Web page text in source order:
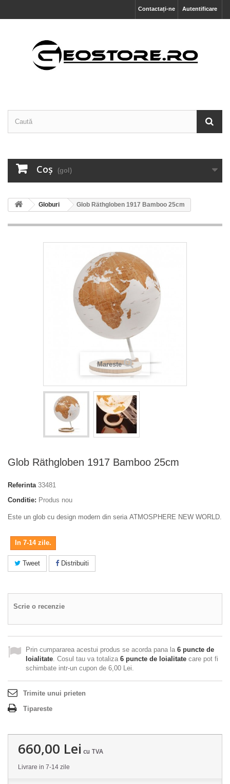
Autentificare
Contactați-ne
Coş (gol)
Globuri Glob Räthgloben 1917 Bamboo 25cm
Mareste
Glob Räthgloben 1917 Bamboo 25cm
Referinta 33481
Conditie: Produs nou
Este un glob cu design modern din seria ATMOSPHERE NEW WORLD.
In 7-14 zile.
Tweet Distribuiti
Scrie o recenzie
Prin cumpararea acestui produs se acorda pana la 6 puncte de
loialitate. Cosul tau va totaliza 6 puncte de loialitate care pot fi
schimbate intr-un cupon de 6,00 Lei.
Trimite unui prieten
Tipareste
660,00 Lei cu TVA
Livrare in 7-14 zile